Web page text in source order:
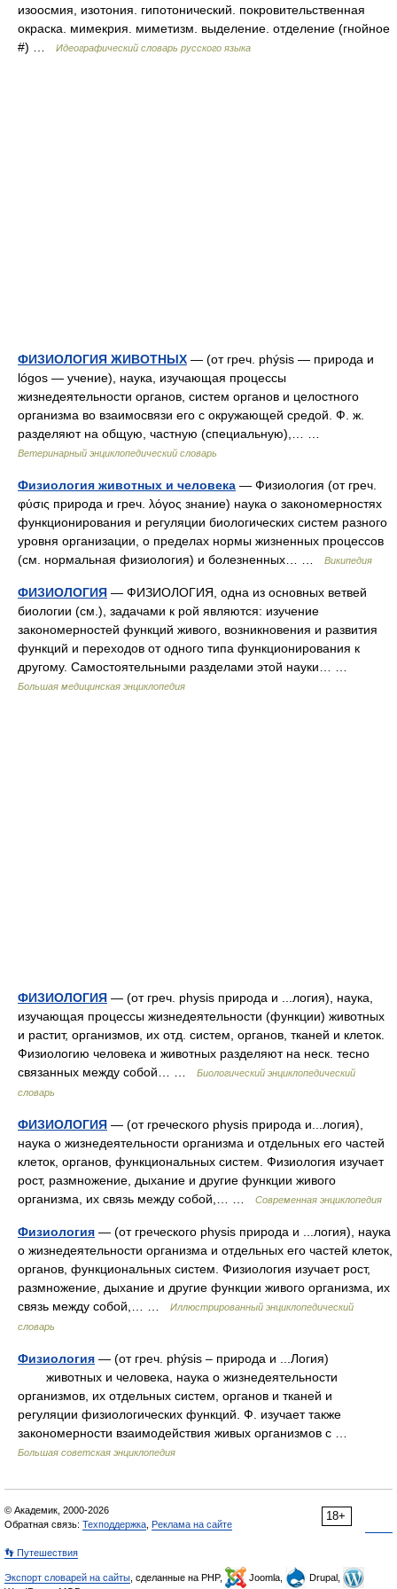
изоосмия, изотония. гипотонический. покровительственная
окраска. мимекрия. миметизм. выделение. отделение (гнойное
#) …
Идеографический словарь русского языка
ФИЗИОЛОГИЯ ЖИВОТНЫХ — (от греч. phýsis — природа и
lógos — учение), наука, изучающая процессы
жизнедеятельности органов, систем органов и целостного
организма во взаимосвязи его с окружающей средой. Ф. ж.
разделяют на общую, частную (специальную),… …
Ветеринарный энциклопедический словарь
Физиология животных и человека — Физиология (от греч.
φύσις природа и греч. λόγος знание) наука о закономерностях
функционирования и регуляции биологических систем разного
уровня организации, о пределах нормы жизненных процессов
(см. нормальная физиология) и болезненных… …
Википедия
ФИЗИОЛОГИЯ — ФИЗИОЛОГИЯ, одна из основных ветвей
биологии (см.), задачами к рой являются: изучение
закономерностей функций живого, возникновения и развития
функций и переходов от одного типа функционирования к
другому. Самостоятельными разделами этой науки… …
Большая медицинская энциклопедия
ФИЗИОЛОГИЯ — (от греч. physis природа и ...логия), наука,
изучающая процессы жизнедеятельности (функции) животных
и растит, организмов, их отд. систем, органов, тканей и клеток.
Физиологию человека и животных разделяют на неск. тесно
связанных между собой… …
Биологический энциклопедический
словарь
ФИЗИОЛОГИЯ — (от греческого physis природа и...логия),
наука о жизнедеятельности организма и отдельных его частей
клеток, органов, функциональных систем. Физиология изучает
рост, размножение, дыхание и другие функции живого
организма, их связь между собой,… …
Современная энциклопедия
Физиология — (от греческого physis природа и ...логия), наука
о жизнедеятельности организма и отдельных его частей клеток,
органов, функциональных систем. Физиология изучает рост,
размножение, дыхание и другие функции живого организма, их
связь между собой,… …
Иллюстрированный энциклопедический
словарь
Физиология — (от греч. phýsis – природа и ...Логия)
животных и человека, наука о жизнедеятельности
организмов, их отдельных систем, органов и тканей и
регуляции физиологических функций. Ф. изучает также
закономерности взаимодействия живых организмов с …
Большая советская энциклопедия
18+
© Академик, 2000-2026
Обратная связь: Техподдержка Реклама на сайте
👣 Путешествия
Экспорт словарей на сайты , сделанные на PHP, Joomla,
Drupal,